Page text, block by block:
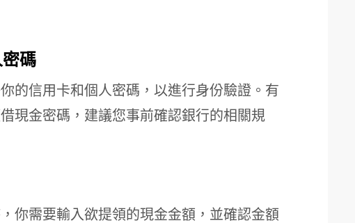
碼
的信用卡和個人密碼，以進行身份驗證。有
現金密碼，建議您事前確認銀行的相關規
你需要輸入欲提領的現金金額，並確認金額